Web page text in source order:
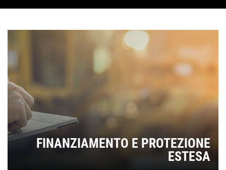
FINANZIAMENTO E PROTEZIONE
ESTESA